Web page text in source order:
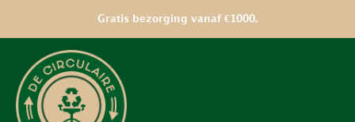
Gratis bezorging vanaf €1000.